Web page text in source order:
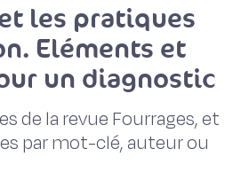
les pratiques
Eléments et
un diagnostic
de la revue Fourrages, et
par mot-clé, auteur ou